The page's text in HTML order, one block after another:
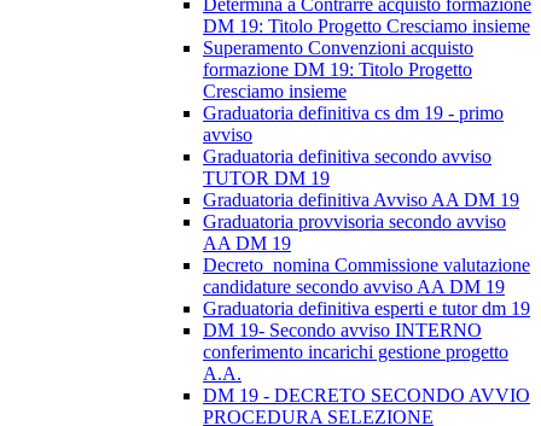
Determina a Contrarre acquisto formazione
DM 19: Titolo Progetto Cresciamo insieme
Superamento Convenzioni acquisto
formazione DM 19: Titolo Progetto
Cresciamo insieme
Graduatoria definitiva cs dm 19 - primo
avviso
Graduatoria definitiva secondo avviso
TUTOR DM 19
Graduatoria definitiva Avviso AA DM 19
Graduatoria provvisoria secondo avviso
AA DM 19
Decreto_nomina Commissione valutazione
candidature secondo avviso AA DM 19
Graduatoria definitiva esperti e tutor dm 19
DM 19- Secondo avviso INTERNO
conferimento incarichi gestione progetto
A.A.
DM 19 - DECRETO SECONDO AVVIO
PROCEDURA SELEZIONE